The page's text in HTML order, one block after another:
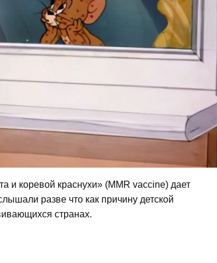
и коревой краснухи» (MMR vaccine) дает
разве что как причину детской
странах.